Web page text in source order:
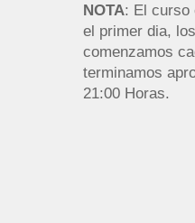
NOTA: El curso
el primer dia,
comenzamos
terminamos
21:00 Horas.